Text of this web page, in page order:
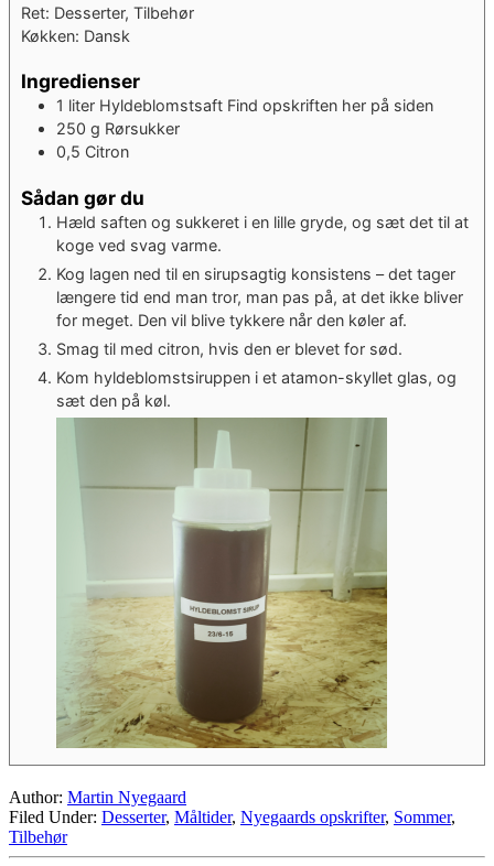
Ret: Desserter, Tilbehør
Køkken: Dansk
Ingredienser
1 liter Hyldeblomstsaft Find opskriften her på siden
250 g Rørsukker
0,5 Citron
Sådan gør du
Hæld saften og sukkeret i en lille gryde, og sæt det til at
koge ved svag varme.
Kog lagen ned til en sirupsagtig konsistens – det tager
længere tid end man tror, man pas på, at det ikke bliver
for meget. Den vil blive tykkere når den køler af.
Smag til med citron, hvis den er blevet for sød.
Kom hyldeblomstsiruppen i et atamon-skyllet glas, og
sæt den på køl.
Author: Martin Nyegaard
Filed Under: Desserter, Måltider, Nyegaards opskrifter, Sommer,
Tilbehør